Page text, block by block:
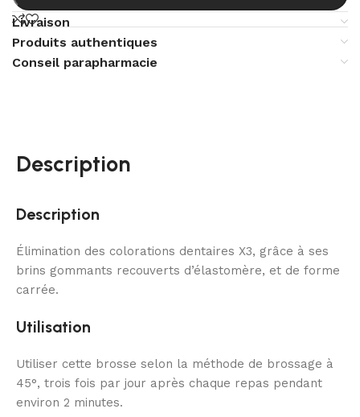
Livraison
Produits authentiques
Conseil parapharmacie
Description
Description
Élimination des colorations dentaires X3, grâce à ses
brins gommants recouverts d’élastomère, et de forme
carrée.
Utilisation
Utiliser cette brosse selon la méthode de brossage à
45°, trois fois par jour après chaque repas pendant
environ 2 minutes.